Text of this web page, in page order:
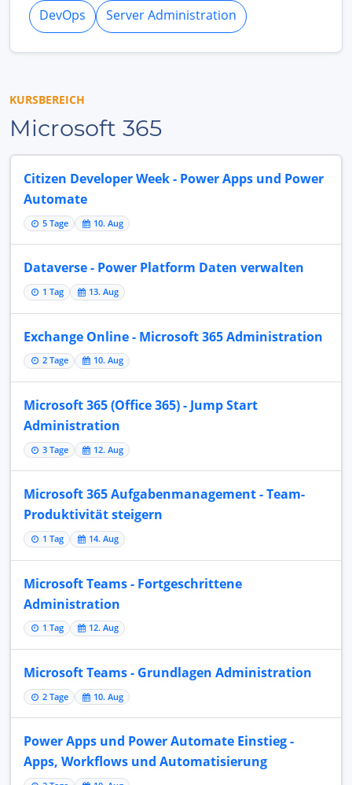
DevOps
Server Administration
KURSBEREICH
Microsoft 365
Citizen Developer Week - Power Apps und Power
Automate
5 Tage 10. Aug
Dataverse - Power Platform Daten verwalten
1 Tag 13. Aug
Exchange Online - Microsoft 365 Administration
2 Tage 10. Aug
Microsoft 365 (Office 365) - Jump Start
Administration
3 Tage 12. Aug
Microsoft 365 Aufgabenmanagement - Team-
Produktivität steigern
1 Tag 14. Aug
Microsoft Teams - Fortgeschrittene
Administration
1 Tag 12. Aug
Microsoft Teams - Grundlagen Administration
2 Tage 10. Aug
Power Apps und Power Automate Einstieg -
Apps, Workflows und Automatisierung